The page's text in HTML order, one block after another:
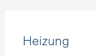
Heizung